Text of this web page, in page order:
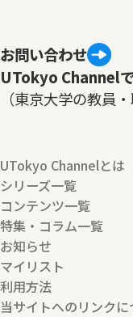
お問い合わせ
UTokyo Channel
（東京大学の教員・
UTokyo Channelとは
シリーズ一覧
コンテンツ一覧
特集・コラム一覧
お知らせ
マイリスト
利用方法
当サイトへのリンクに